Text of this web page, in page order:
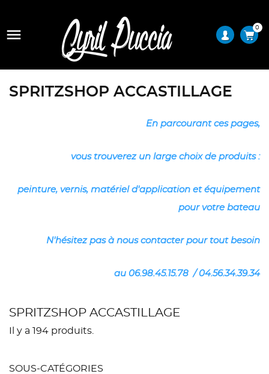
 0
SPRITZSHOP ACCASTILLAGE
En parcourant ces pages,
vous trouverez un large choix de produits :
peinture, vernis, matériel d'application et équipement
pour votre bateau
N'hésitez pas à nous contacter pour tout besoin
au 06.98.45.15.78 / 04.56.34.39.34
SPRITZSHOP ACCASTILLAGE
Il y a 194 produits.
SOUS-CATÉGORIES